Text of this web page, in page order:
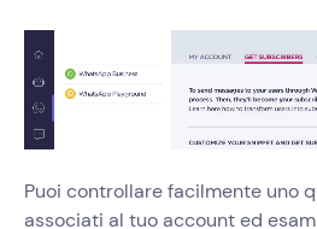
Puoi controllare facilmente uno
associati al tuo account ed